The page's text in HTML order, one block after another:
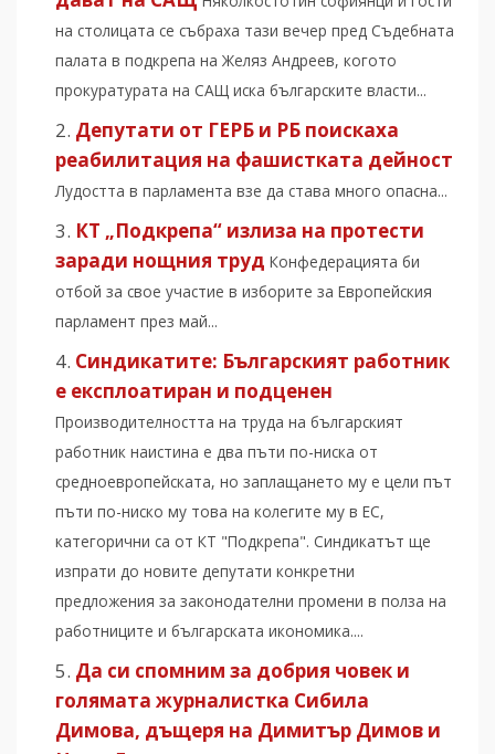
на столицата се събраха тази вечер пред Съдебната
палата в подкрепа на Желяз Андреев, когото
прокуратурата на САЩ иска българските власти...
Депутати от ГЕРБ и РБ поискаха
реабилитация на фашистката дейност
Лудостта в парламента взе да става много опасна...
КТ „Подкрепа“ излиза на протести
заради нощния труд Конфедерацията би
отбой за свое участие в изборите за Европейския
парламент през май...
Синдикатите: Българският работник
е експлоатиран и подценен
Производителността на труда на българският
работник наистина е два пъти по-ниска от
средноевропейската, но заплащането му е цели път
пъти по-ниско му това на колегите му в ЕС,
категорични са от КТ "Подкрепа". Синдикатът ще
изпрати до новите депутати конкретни
предложения за законодателни промени в полза на
работниците и българската икономика....
Да си спомним за добрия човек и
голямата журналистка Сибила
Димова, дъщеря на Димитър Димов и